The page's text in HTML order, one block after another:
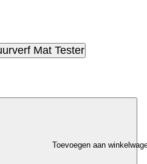
Mat Tester
Toevoegen aan